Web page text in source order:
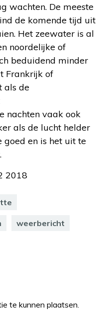
wachten. De meeste
de komende tijd uit
Het zeewater is al
noordelijke of
beduidend minder
Frankrijk of
als de
nachten vaak ook
als de lucht helder
goed en is het uit te
2018
weerbericht
te kunnen plaatsen.